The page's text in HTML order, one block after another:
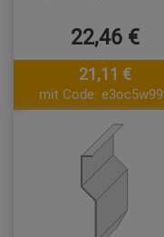
22,46 €
21,11 €
mit Code: